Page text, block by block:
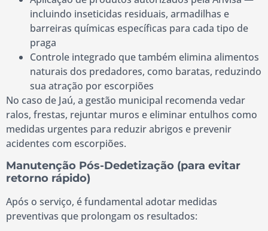
incluindo inseticidas residuais, armadilhas e
barreiras químicas específicas para cada tipo de
praga
Controle integrado que também elimina alimentos
naturais dos predadores, como baratas, reduzindo
sua atração por escorpiões
No caso de Jaú, a gestão municipal recomenda vedar
ralos, frestas, rejuntar muros e eliminar entulhos como
medidas urgentes para reduzir abrigos e prevenir
acidentes com escorpiões.
Manutenção Pós-Dedetização (para evitar
retorno rápido)
Após o serviço, é fundamental adotar medidas
preventivas que prolongam os resultados: